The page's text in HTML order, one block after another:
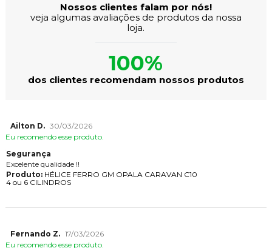
Nossos clientes falam por nós!
veja algumas avaliações de produtos da nossa
loja.
100%
dos clientes recomendam nossos produtos
Ailton D. 30/03/2026
Eu recomendo esse produto.
Segurança
Excelente qualidade !!
Produto:HÉLICE FERRO GM OPALA CARAVAN C10
4 ou 6 CILINDROS
Fernando Z. 17/03/2026
Eu recomendo esse produto.